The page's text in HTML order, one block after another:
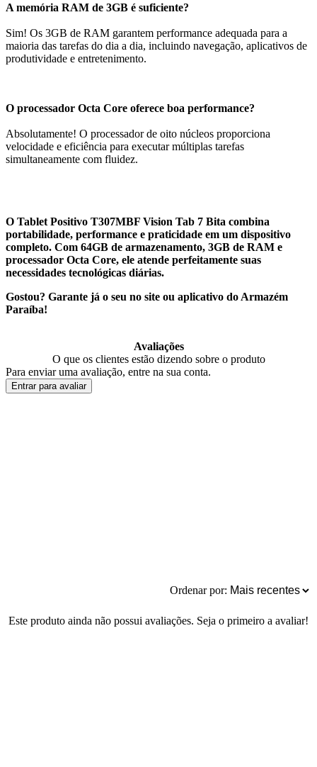
A memória RAM de 3GB é suficiente?
Sim! Os 3GB de RAM garantem performance adequada para a
maioria das tarefas do dia a dia, incluindo navegação, aplicativos de
produtividade e entretenimento.
O processador Octa Core oferece boa performance?
Absolutamente! O processador de oito núcleos proporciona
velocidade e eficiência para executar múltiplas tarefas
simultaneamente com fluidez.
O Tablet Positivo T307MBF Vision Tab 7 Bita combina
portabilidade, performance e praticidade em um dispositivo
completo. Com 64GB de armazenamento, 3GB de RAM e
processador Octa Core, ele atende perfeitamente suas
necessidades tecnológicas diárias.
Gostou? Garante já o seu no site ou aplicativo do Armazém
Paraíba!
Avaliações
O que os clientes estão dizendo sobre o produto
Para enviar uma avaliação, entre na sua conta.
Entrar para avaliar
Ordenar por:
Este produto ainda não possui avaliações. Seja o primeiro a avaliar!